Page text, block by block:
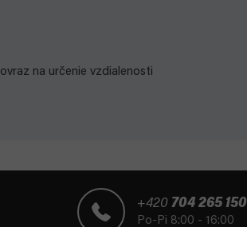
na určenie vzdialenosti
+420 704 265 150
Po-Pi 8:00 - 16:00